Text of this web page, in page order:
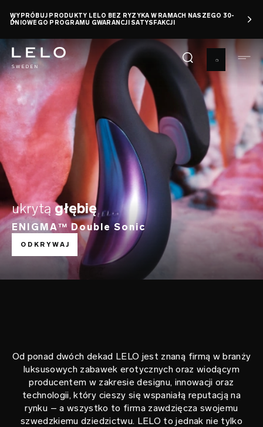
do
treści
JDZIEŃ ORGAZMU: ZAOSZCZĘDŹ DO 50% +
ODBIERZ DARMOWĄ ZABAWKĘ
0 d 21 h 52 m 20 s
KUP TERAZ
ukrytągłębię
ENIGMA™ Double Sonic
ODKRYWAJ
Od ponad dwóch dekad LELO jest znaną firmą w branży
luksusowych zabawek erotycznych oraz wiodącym
producentem w zakresie designu, innowacji oraz
technologii, który cieszy się wspaniałą reputacją na
rynku – a wszystko to firma zawdzięcza swojemu
szwedzkiemu dziedzictwu. LELO to jednak nie tylko